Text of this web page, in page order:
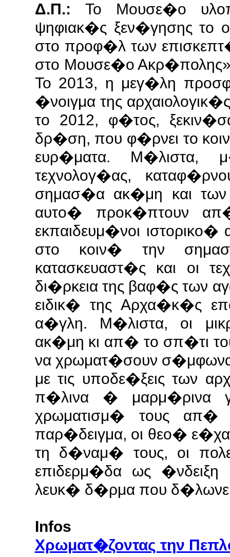
Δ.Π.: Το Μουσε�ο
ψηφιακ�ς ξεν�γησης
στο προφ�λ των
στο Μουσε�ο Ακρ�πολης»
Το 2013, η μεγ�λη
�νοιγμα της
το 2012, φ�τος,
δρ�ση, που φ�ρνει το
ευρ�ματα.
τεχνολογ�ας,
σημασ�α ακ�μη και
αυτο� προκ�πτουν
εκπαιδευμ�νοι
στο κοιν� την
κατασκευαστ�ς και οι
δι�ρκεια της βαφ�ς των
ειδικ� της Αρχα�κ�ς
α�γλη. Μ�λιστα, οι
ακ�μη κι απ� το σπ�τι
να χρωματ�σουν σ�μφωνα
με τις υποδε�ξεις των
π�λινα � μαρμ�ρινα
χρωματισμ� τους
παρ�δειγμα, οι θεο�
τη δ�ναμ� τους, οι
επιδερμ�δα ως
λευκ� δ�ρμα που δ�λωνε
Infos
Χρωματ�ζοντας την